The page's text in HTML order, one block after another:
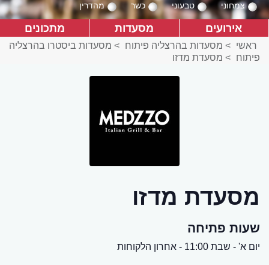
צמחוני טבעוני כשר מהדרין
אירועים מסעדות מתכונים
ראשי > מסעדות בהרצליה פיתוח > מסעדות ביסטרו בהרצליה
פיתוח > מסעדת מדזו
מסעדת מדזו
שעות פתיחה
יום א' - שבת 11:00 - אחרון הלקוחות